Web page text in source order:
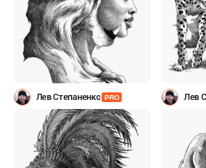
Лев Степаненко PRO Лев